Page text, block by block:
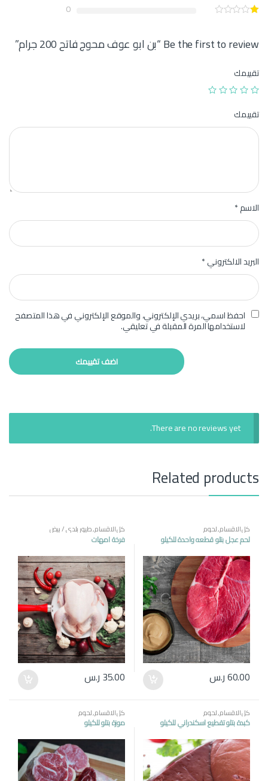
0
Be the first to review “بن ابو عوف محوج فاتح 200 جرام”
تقييمك
تقييمك
الاسم*
البريد الالكتروني*
احفظ اسمي، بريدي الإلكتروني، والموقع الإلكتروني في هذا المتصفح
لاستخدامها المرة المقبلة في تعليقي.
There are no reviews yet.
Related products
كل الاقسام,لحوم
لحم عجل بتلو قطعه واحدة للكيلو
60.00ر.س
كل الاقسام,طيور بلدي / بيض
فرخة امهات
35.00 ر.س
كل الاقسام,لحوم
كبدة بتلو تقطيع اسكندراني للكيلو
كل الاقسام,لحوم
موزة بتلو للكيلو